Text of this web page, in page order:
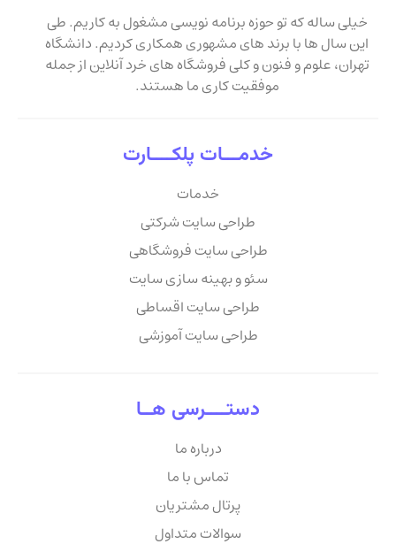
خیلی ساله که تو حوزه برنامه نویسی مشغول به کاریم. طی
این سال ها با برند های مشهوری همکاری کردیم. دانشگاه
تهران، علوم و فنون و کلی فروشگاه های خرد آنلاین از جمله
موفقیت کاری ما هستند.
خدمـــات پلکــــارت
خدمات
طراحی سایت شرکتی
طراحی سایت فروشگاهی
سئو و بهینه سازی سایت
طراحی سایت اقساطی
طراحی سایت آموزشی
دستــــرسی هــا
درباره ما
تماس با ما
پرتال مشتریان
سوالات متداول